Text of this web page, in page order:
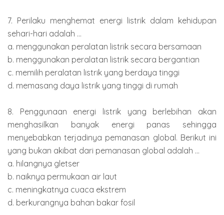
7. Perilaku menghemat energi listrik dalam kehidupan
sehari-hari adalah ...
a. menggunakan peralatan listrik secara bersamaan
b. menggunakan peralatan listrik secara bergantian
c. memilih peralatan listrik yang berdaya tinggi
d. memasang daya listrik yang tinggi di rumah
8. Penggunaan energi listrik yang berlebihan akan
menghasilkan banyak energi panas sehingga
menyebabkan terjadinya pemanasan global. Berikut ini
yang bukan akibat dari pemanasan global adalah ...
a. hilangnya gletser
b. naiknya permukaan air laut
c. meningkatnya cuaca ekstrem
d. berkurangnya bahan bakar fosil